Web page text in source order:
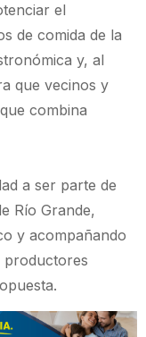
el
de comida de la
y, al
que vecinos y
combina
a ser parte de
Río Grande,
y acompañando
productores